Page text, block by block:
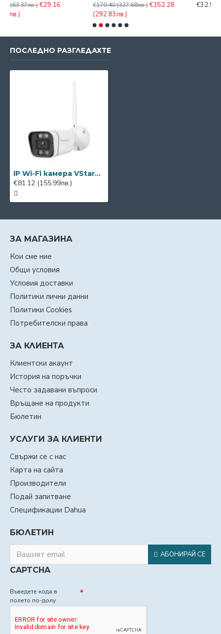
€29.16 €170.40 (327.68лв.)€152.28
€32.95
(63.37лв.)
ПОСЛЕДНО РАЗГЛЕДАХТЕ
IP Wi-Fi камера VStarcam CS58Q
€81.12 (155.99лв.)
ЗА МАГАЗИНА
Кои сме ние
Общи условия
Условия доставки
Политики лични данни
Политики Cookies
Потребителски права
ЗА КЛИЕНТА
Клиентски акаунт
История на поръчки
Често задавани въпроси
Връщане на продукти
Бюлетин
УСЛУГИ ЗА КЛИЕНТИ
Свържи се с нас
Карта на сайта
Производители
Подай запитване
Спецификации Dahua
БЮЛЕТИН
АБОНИРАЙ СЕ
CAPTCHA
Въведете кода в
полето по-долу